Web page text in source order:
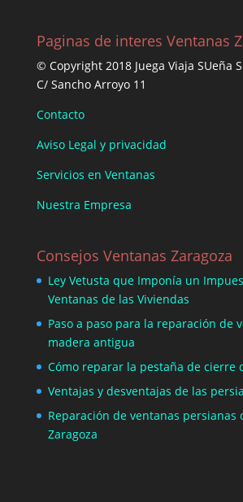
Paginas de interes Ventanas
© Copyright 2018 Juega Viaja SUeña
C/ Sancho Arroyo 11
Contacto
Aviso Legal y privacidad
Servicios en Ventanas
Nuestra Empresa
Consejos Ventanas Zaragoza
Ley Vetusta que Imponía un
Ventanas de las Viviendas
Paso a paso para la reparación de
madera antigua
Cómo reparar la pestaña de cierre
Ventajas y desventajas de las
Reparación de ventanas persianas
Zaragoza